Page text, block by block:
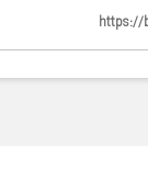
https://